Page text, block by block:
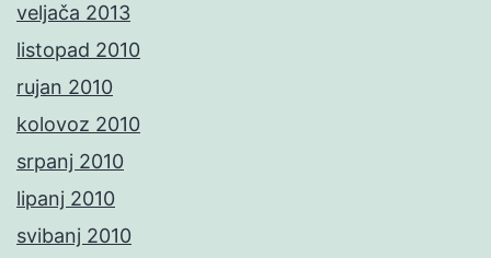
veljača 2013
listopad 2010
rujan 2010
kolovoz 2010
srpanj 2010
lipanj 2010
svibanj 2010